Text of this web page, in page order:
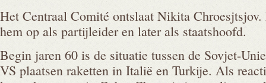
Het Centraal Comité ontslaat Nikita
hem op als partijleider en later als staatshoofd.
Begin jaren 60 is de situatie tussen de Sovjet-
VS plaatsen raketten in Italië en Turkije. Als